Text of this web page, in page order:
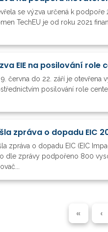
se výzva určená k
TechEU je od roku 2021
EIE na posilování
června do 22. září je otevřena
posilování role
zpráva o dopadu EIC
zpráva o dopadu EIC (EIC
dle zprávy podpořeno 800
« ‹